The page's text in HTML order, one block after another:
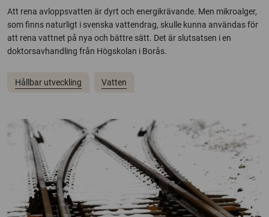
Att rena avloppsvatten är dyrt och energikrävande. Men mikroalger,
som finns naturligt i svenska vattendrag, skulle kunna användas för
att rena vattnet på nya och bättre sätt. Det är slutsatsen i en
doktorsavhandling från Högskolan i Borås.
Hållbar utveckling Vatten